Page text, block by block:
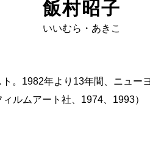
飯村昭子
いいむら・あきこ
。1982年より13年間、ニュ
ルムアート社、1974、1993）